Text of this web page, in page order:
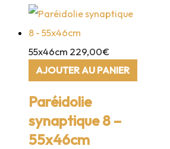
55x46cm 229,00€
AJOUTER AU PANIER
Paréidolie
synaptique 8 –
55x46cm